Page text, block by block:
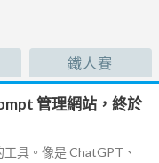
鐵人賽
管理網站，終於
具。像是 ChatGPT、